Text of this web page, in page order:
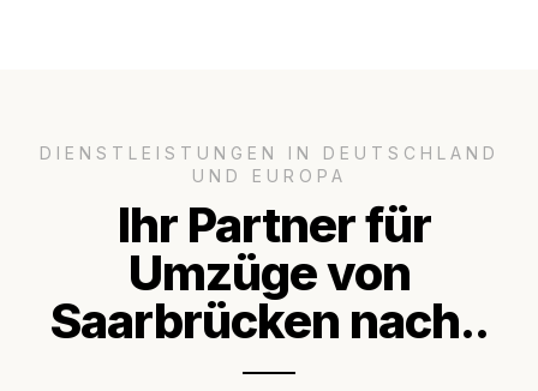
DIENSTLEISTUNGEN IN DEUTSCHLAND
UND EUROPA
Ihr Partner für
Umzüge von
Saarbrücken nach..